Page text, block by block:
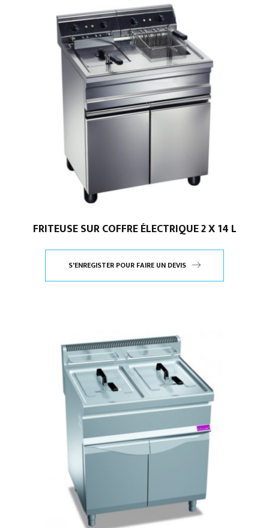
FRITEUSE SUR COFFRE ÉLECTRIQUE 2 X 14 L
S'ENREGISTER POUR FAIRE UN DEVIS